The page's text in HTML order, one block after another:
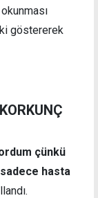
göstererek
çünkü
hasta